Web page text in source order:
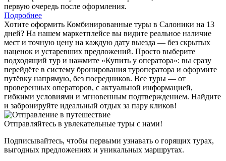
первую очередь после оформления.
Подробнее
Хотите оформить Комбинированные туры в Салоники на 13
дней? На нашем маркетплейсе вы видите реальное наличие
мест и точную цену на каждую дату выезда — без скрытых
наценок и устаревших предложений. Просто выберите
подходящий тур и нажмите «Купить у оператора»: вы сразу
перейдёте в систему бронирования туроператора и оформите
путёвку напрямую, без посредников. Все туры — от
проверенных операторов, с актуальной информацией,
гибкими условиями и мгновенным подтверждением. Найдите
и забронируйте идеальный отдых за пару кликов!
Отправляйтесь в увлекательные туры с нами!
Подписывайтесь, чтобы первыми узнавать о горящих турах,
выгодных предложениях и уникальных маршрутах.